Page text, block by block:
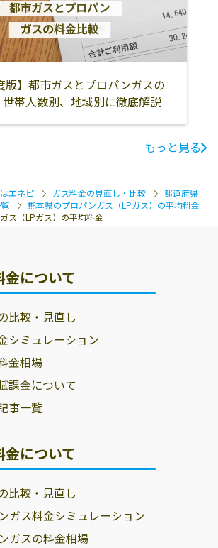
版】都市ガスとプロパンガスの
帯人数別、地域別に徹底解説
もっと見る
エネピ ガス料金の見直し・比較
都道府県
熊本県のプロパンガス（LPガス）の平均料金
ス（LPガス）の平均料金
金について
比較・見直し
シミュレーション
金相場
課金について
事一覧
金について
比較・見直し
ガス料金シミュレーション
ガスの料金相場